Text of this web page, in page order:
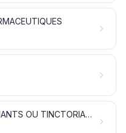
EXTRAITS TANNANTS OU TINCTORIAUX; TANINS ET LEURS DÉRIVÉS; PIGMENTS ET AUTRES MATIÈRES COLORANTES; PEINTURES ET VERNIS; MASTICS; ENCRES